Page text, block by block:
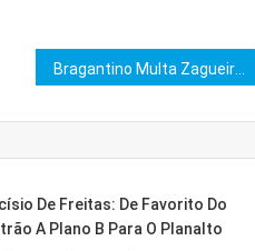
De Freitas: De Favorito Do
A Plano B Para O Planalto